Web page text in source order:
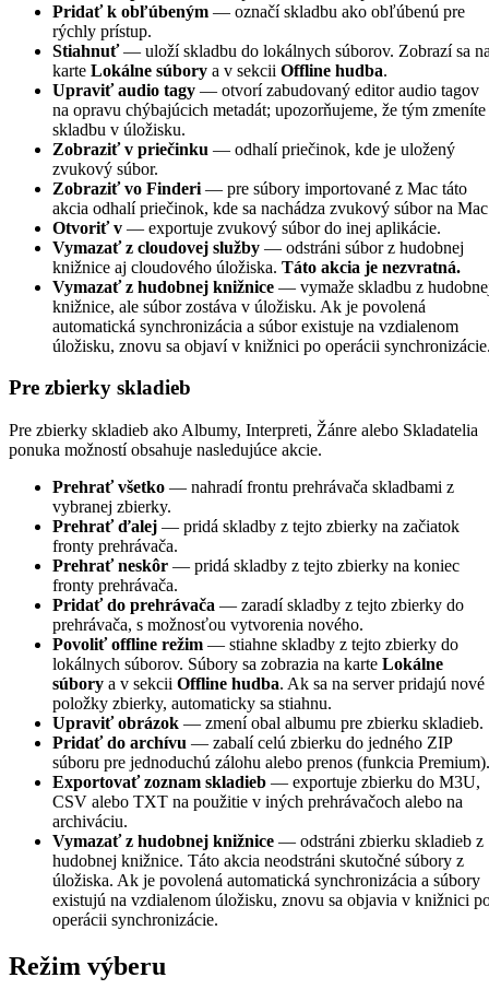
Pridať k obľúbeným — označí skladbu ako obľúbenú pre
rýchly prístup.
Stiahnuť— uloží skladbu do lokálnych súborov. Zobrazí sa
karte Lokálne súbory a v sekcii Offline hudba.
Upraviť audio tagy — otvorí zabudovaný editor audio tagov
na opravu chýbajúcich metadát; upozorňujeme, že tým zmeníte
skladbu v úložisku.
Zobraziť v priečinku — odhalí priečinok, kde je uložený
zvukový súbor.
Zobraziť vo Finderi — pre súbory importované z Mac táto
akcia odhalí priečinok, kde sa nachádza zvukový súbor na
Otvoriť v — exportuje zvukový súbor do inej aplikácie.
Vymazať z cloudovej služby — odstráni súbor z hudobnej
knižnice aj cloudového úložiska. Táto akcia je nezvratná.
Vymazať z hudobnej knižnice — vymaže skladbu z
knižnice, ale súbor zostáva v úložisku. Ak je povolená
automatická synchronizácia a súbor existuje na vzdialenom
úložisku, znovu sa objaví v knižnici po operácii
Pre zbierky skladieb
Pre zbierky skladieb ako Albumy, Interpreti, Žánre alebo Skladatelia
ponuka možností obsahuje nasledujúce akcie.
Prehrať všetko — nahradí frontu prehrávača skladbami z
vybranej zbierky.
Prehrať ďalej — pridá skladby z tejto zbierky na začiatok
fronty prehrávača.
Prehrať neskôr — pridá skladby z tejto zbierky na koniec
fronty prehrávača.
Pridať do prehrávača — zaradí skladby z tejto zbierky do
prehrávača, s možnosťou vytvorenia nového.
Povoliť offline režim — stiahne skladby z tejto zbierky do
lokálnych súborov. Súbory sa zobrazia na karte Lokálne
súbory a v sekcii Offline hudba. Ak sa na server pridajú nové
položky zbierky, automaticky sa stiahnu.
Upraviť obrázok — zmení obal albumu pre zbierku skladieb.
Pridať do archívu — zabalí celú zbierku do jedného ZIP
súboru pre jednoduchú zálohu alebo prenos (funkcia Premium).
Exportovať zoznam skladieb — exportuje zbierku do M3U,
CSV alebo TXT na použitie v iných prehrávačoch alebo na
archiváciu.
Vymazať z hudobnej knižnice — odstráni zbierku skladieb z
hudobnej knižnice. Táto akcia neodstráni skutočné súbory z
úložiska. Ak je povolená automatická synchronizácia a súbory
existujú na vzdialenom úložisku, znovu sa objavia v knižnici
operácii synchronizácie.
Režim výberu